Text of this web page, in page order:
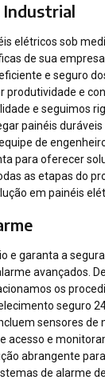
Industrial
elétricos sob
de sua
e seguro
produtividade e
e seguimos
painéis duráveis
de
para oferecer
as etapas do
em painéis
e garanta a
avançados.
os
seguro
sensores de
acesso e
abrangente
de alarme